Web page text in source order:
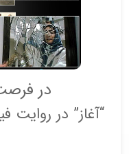
در
“آغاز” در روایت